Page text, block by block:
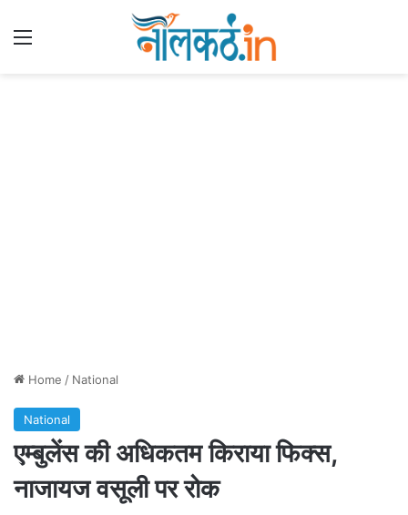
Home / National
National
एम्बुलेंस की अधिकतम किराया फिक्स,
नाजायज वसूली पर रोक